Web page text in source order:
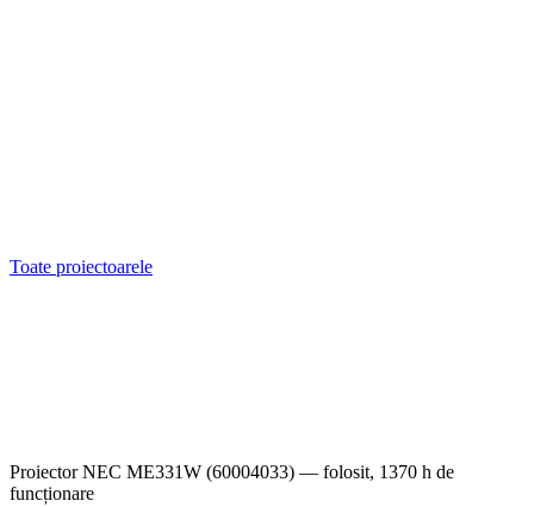
Toate proiectoarele
Proiector NEC ME331W (60004033) — folosit, 1370 h de
funcționare